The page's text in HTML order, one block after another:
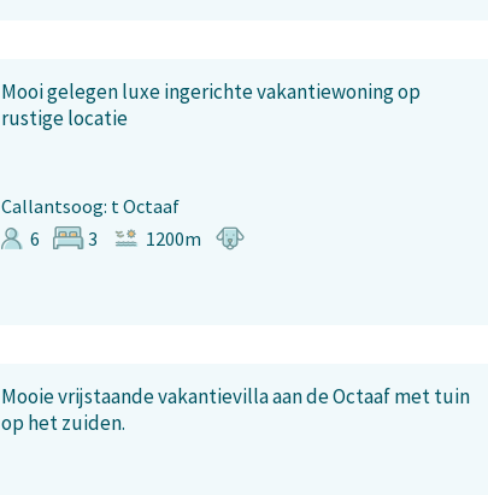
Mooi gelegen luxe ingerichte vakantiewoning op
rustige locatie
Callantsoog: t Octaaf
6
3 1200m
Mooie vrijstaande vakantievilla aan de Octaaf met tuin
op het zuiden.